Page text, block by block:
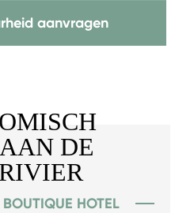
aanvragen
DE
HOTEL